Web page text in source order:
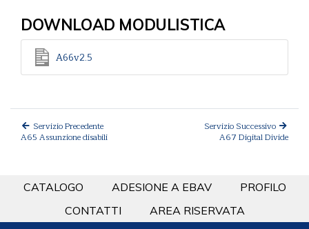
DOWNLOAD MODULISTICA
A66v2.5
Servizio Precedente
A65 Assunzione disabili
Servizio Successivo
A67 Digital Divide
CATALOGO ADESIONE A EBAV
PROFILO
CONTATTI
AREA RISERVATA